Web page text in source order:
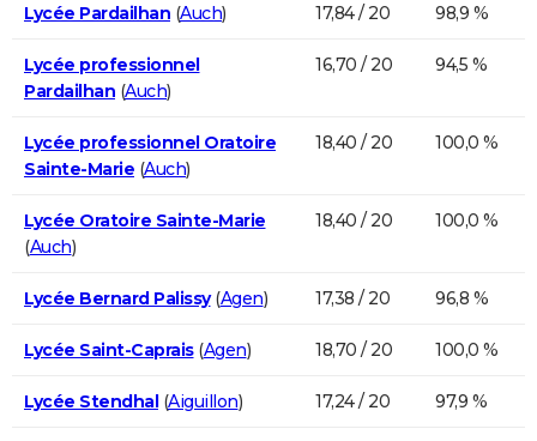
Lycée Pardailhan (Auch) 17,84 / 20 98,9 %
Lycée professionnel
Pardailhan (Auch)
16,70 / 20 94,5 %
Lycée professionnel Oratoire
Sainte-Marie (Auch)
18,40 / 20 100,0 %
Lycée Oratoire Sainte-Marie
(Auch)
18,40 / 20 100,0 %
Lycée Bernard Palissy(Agen) 17,38 / 20 96,8 %
Lycée Saint-Caprais(Agen) 18,70 / 20 100,0 %
Lycée Stendhal(Aiguillon) 17,24 / 20 97,9 %